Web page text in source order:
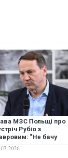
МЗС Польщі про
Рубіо з
"Не бачу